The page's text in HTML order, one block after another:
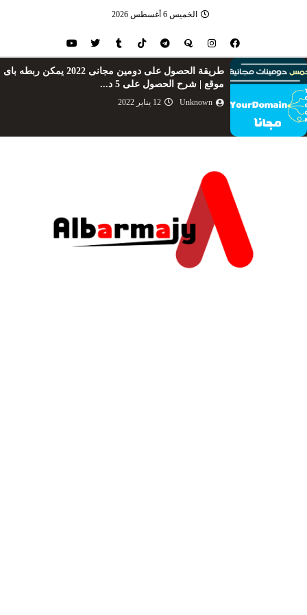
الخميس 6 أغسطس 2026
طريقة الحصول على دومين مجانى 2022 يمكن ربطه باى
موقع | شرح الحصول على 5 د...
Unknown 12 يناير 2022